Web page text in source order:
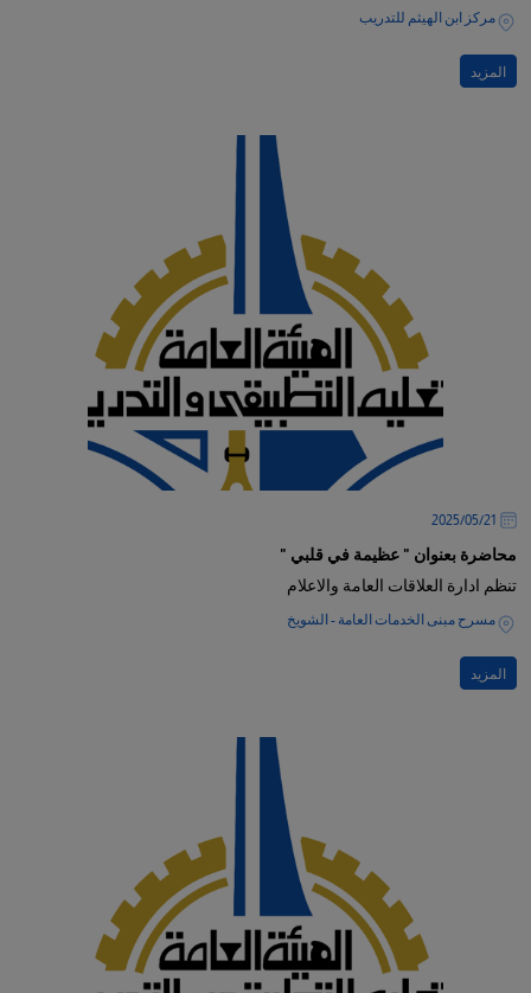
مركز ابن الهيثم للتدريب
المزيد
21‏/05‏/2025
محاضرة بعنوان " عظيمة في قلبي "
تنظم ادارة العلاقات العامة والاعلام
مسرح مبنى الخدمات العامة - الشويخ
المزيد